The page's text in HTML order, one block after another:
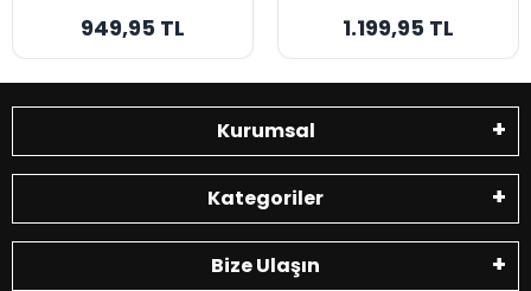
Süpürge Bataryası -
Orijinal Kapasite
949,95 TL
Süpürge Bataryası -
Yüksek Kapasite
1.199,95 TL
Kurumsal
Kategoriler
Bize Ulaşın